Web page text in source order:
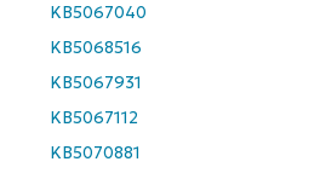
KB5067040
KB5068516
KB5067931
KB5067112
KB5070881
First
last
name*
email*